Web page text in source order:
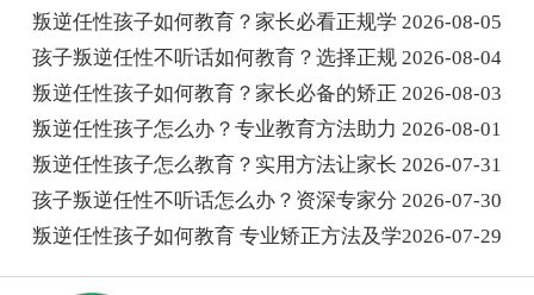
叛逆任性孩子如何教育？家长必看正规学 2026-08-05
孩子叛逆任性不听话如何教育？选择正规 2026-08-04
叛逆任性孩子如何教育？家长必备的矫正 2026-08-03
叛逆任性孩子怎么办？专业教育方法助力 2026-08-01
叛逆任性孩子怎么教育？实用方法让家长 2026-07-31
孩子叛逆任性不听话怎么办？资深专家分 2026-07-30
叛逆任性孩子如何教育 专业矫正方法及学2026-07-29